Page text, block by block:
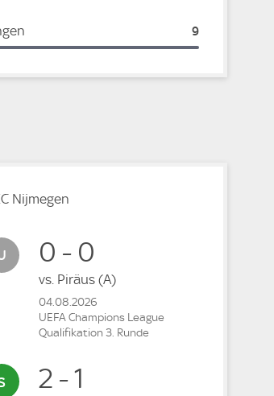
NEC Nijmegen:
9
Nijmegen
0 - 0
vs. Piräus (A)
04.08.2026
UEFA Champions League
Qualifikation 3. Runde
2 - 1